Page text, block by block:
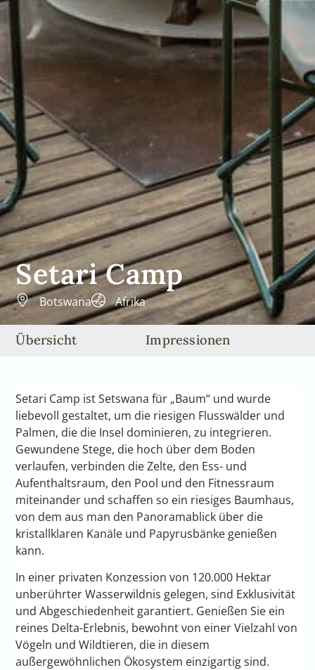
Setari Camp
Botswana Afrika
Übersicht Impressionen
Setari Camp ist Setswana für „Baum“ und wurde
liebevoll gestaltet, um die riesigen Flusswälder und
Palmen, die die Insel dominieren, zu integrieren.
Gewundene Stege, die hoch über dem Boden
verlaufen, verbinden die Zelte, den Ess- und
Aufenthaltsraum, den Pool und den Fitnessraum
miteinander und schaffen so ein riesiges Baumhaus,
von dem aus man den Panoramablick über die
kristallklaren Kanäle und Papyrusbänke genießen
kann.
In einer privaten Konzession von 120.000 Hektar
unberührter Wasserwildnis gelegen, sind Exklusivität
und Abgeschiedenheit garantiert. Genießen Sie ein
reines Delta-Erlebnis, bewohnt von einer Vielzahl von
Vögeln und Wildtieren, die in diesem
außergewöhnlichen Ökosystem einzigartig sind.